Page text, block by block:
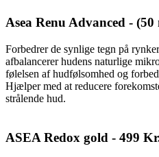
Asea Renu Advanced -
Forbedrer de synlige tegn på
afbalancerer hudens naturlige
følelsen af hudfølsomhed og
Hjælper med at reducere
strålende hud.
ASEA Redox gold - 499